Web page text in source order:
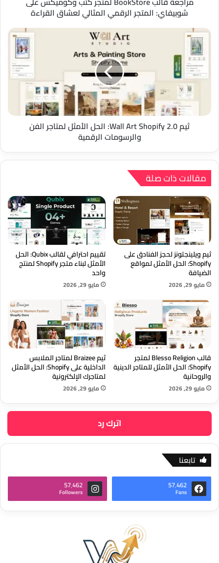
القراءة
شوبيفاي: المتجر الرقمي المثالي لعشاق القراءة
ثيم
Wall
Shopify
2.0:
لمتاجر
الفن
والرسومات
ثيم Wall Art Shopify 2.0: الحل الأمثل لمتاجر الفن
والرسومات الرقمية
مقالات ذات صلة
ثيم ويلينجتونز لحجز الفنادق على
Shopify: الحل الأمثل لمواقع
الضيافة
مايو 29, 2026
تقييم احترافي لقالب Qubix: الحل
الأمثل لبناء متجر Shopify لمنتج
واحد
مايو 29, 2026
قالب Blesso Religion لمتجر
Shopify: الحل الأمثل للمتاجر الدينية
والروحانية
مايو 29, 2026
ثيم Braizee لمتاجر الملابس
الداخلية على Shopify: الحل الأمثل
لمتاجرك الإلكترونية
مايو 29, 2026
اترك رد
تابعنا
57٬462
Fans
57٬462
Followers